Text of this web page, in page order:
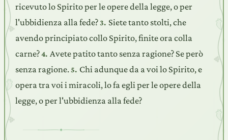
ricevuto lo Spirito per le opere della legge, o per
l'ubbidienza alla fede?3. Siete tanto stolti, che
avendo principiato collo Spirito, finite ora colla
carne?4. Avete patito tanto senza ragione? Se però
senza ragione. 5. Chi adunque da a voi lo Spirito, e
opera tra voi i miracoli, lo fa egli per le opere della
legge, o per l'ubbidienza alla fede?